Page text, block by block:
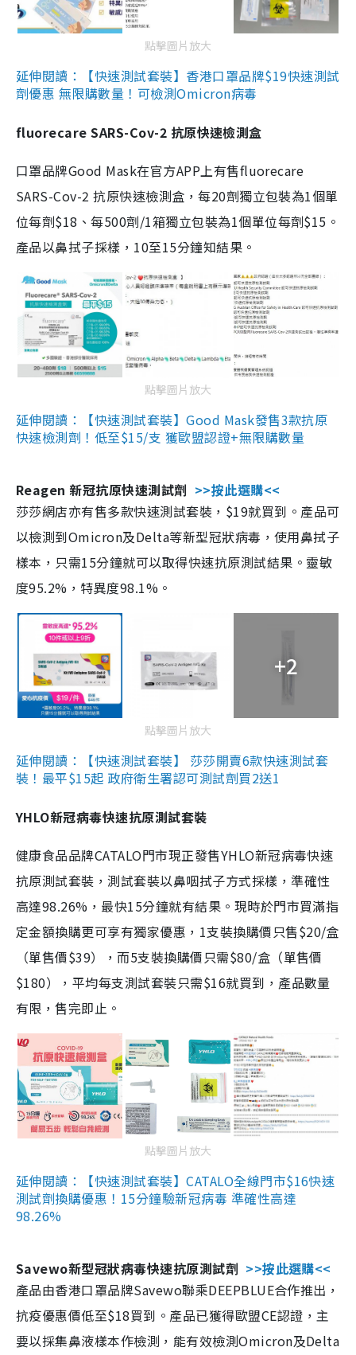
點擊圖片放大
延伸閱讀：【快速測試套裝】香港口罩品牌$19快速測試
劑優惠 無限購數量！可檢測Omicron病毒
fluorecare SARS-Cov-2 抗原快速檢測盒
口罩品牌Good Mask在官方APP上有售fluorecare
SARS-Cov-2 抗原快速檢測盒，每20劑獨立包裝為1個單
位每劑$18、每500劑/1箱獨立包裝為1個單位每劑$15。
產品以鼻拭子採樣，10至15分鐘知結果。
點擊圖片放大
延伸閱讀：【快速測試套裝】Good Mask發售3款抗原
快速檢測劑！低至$15/支 獲歐盟認證+無限購數量
Reagen 新冠抗原快速測試劑 >>按此選購<<
莎莎網店亦有售多款快速測試套裝，$19就買到。產品可
以檢測到Omicron及Delta等新型冠狀病毒，使用鼻拭子
樣本，只需15分鐘就可以取得快速抗原測試結果。靈敏
度95.2%，特異度98.1%。
+2
點擊圖片放大
延伸閱讀：【快速測試套裝】 莎莎開賣6款快速測試套
裝！最平$15起 政府衛生署認可測試劑買2送1
YHLO新冠病毒快速抗原測試套裝
健康食品品牌CATALO門市現正發售YHLO新冠病毒快速
抗原測試套裝，測試套裝以鼻咽拭子方式採樣，準確性
高達98.26%，最快15分鐘就有結果。現時於門市買滿指
定金額換購更可享有獨家優惠，1支裝換購價只售$20/盒
（單售價$39），而5支裝換購價只需$80/盒（單售價
$180），平均每支測試套裝只需$16就買到，產品數量
有限，售完即止。
點擊圖片放大
延伸閱讀：【快速測試套裝】CATALO全線門市$16快速
測試劑換購優惠！15分鐘驗新冠病毒 準確性高達
98.26%
Savewo新型冠狀病毒快速抗原測試劑 >>按此選購<<
產品由香港口罩品牌Savewo聯乘DEEPBLUE合作推出，
抗疫優惠價低至$18買到。產品已獲得歐盟CE認證，主
要以採集鼻液樣本作檢測，能有效檢測Omicron及Delta